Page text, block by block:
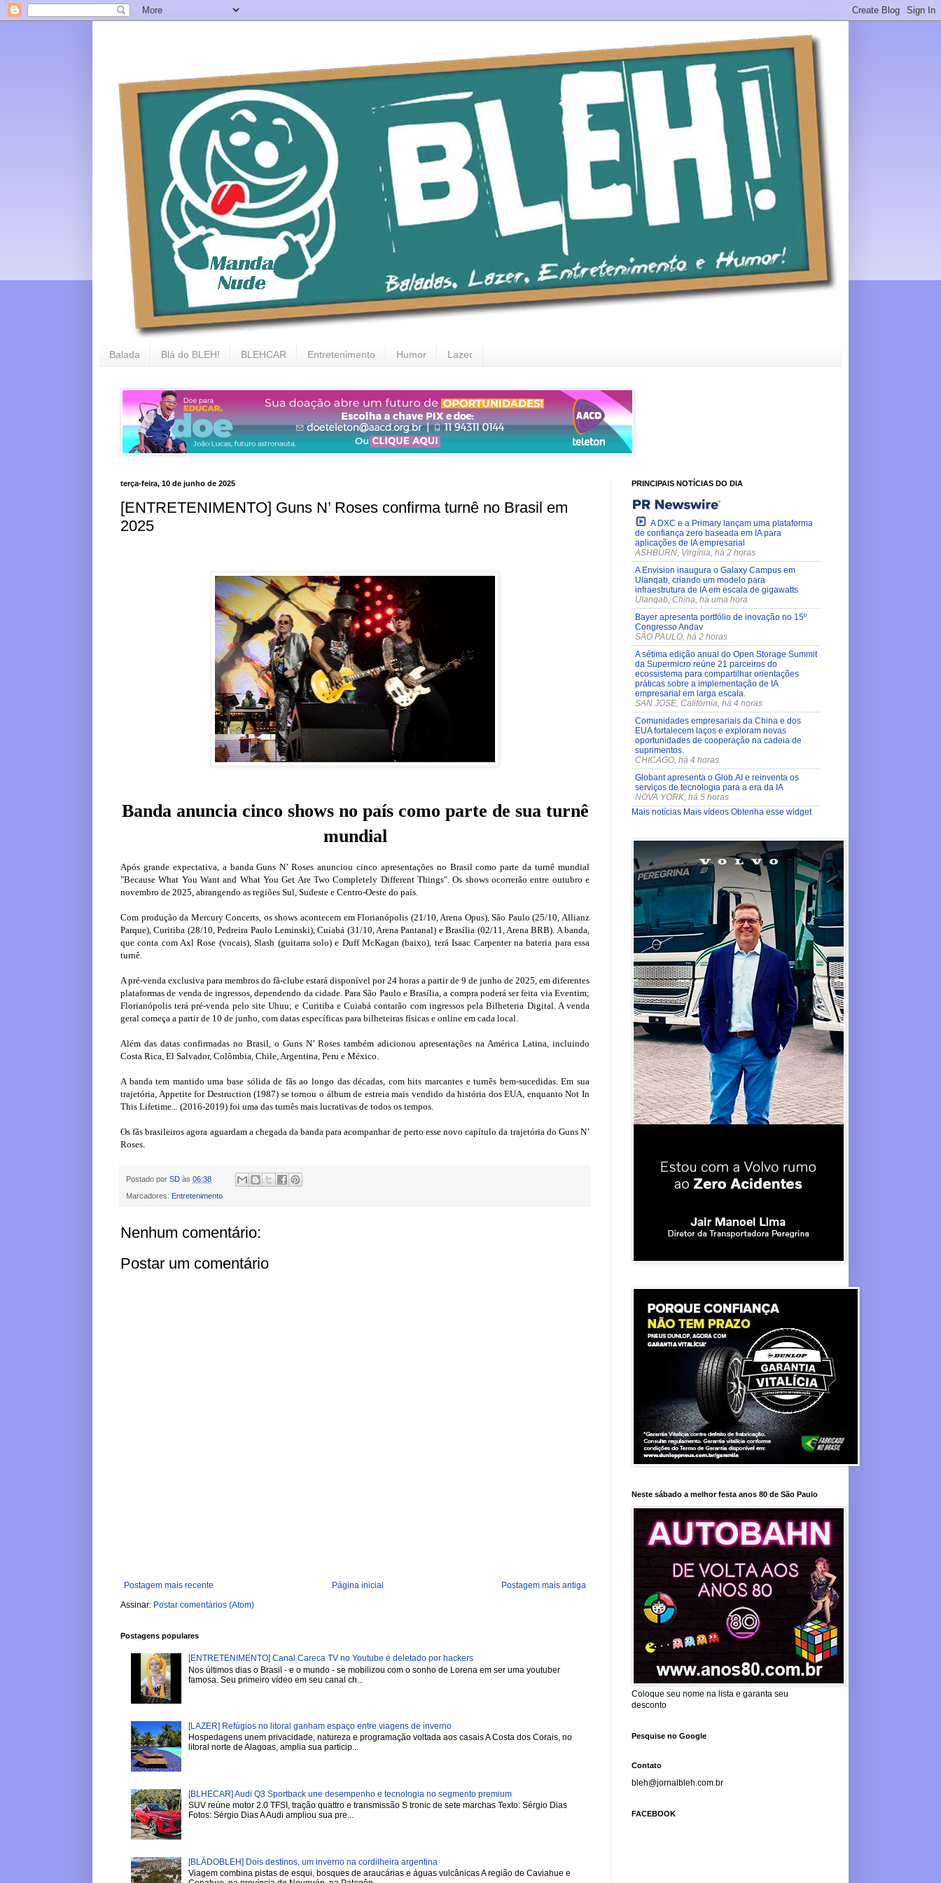
Balada Blá do BLEH! BLEHCAR Entretenimento Humor Lazer
terça-feira, 10 de junho de 2025
[ENTRETENIMENTO] Guns N’ Roses confirma turnê no Brasil em
2025
Banda anuncia cinco shows no país como parte de sua turnê
mundial
Após grande expectativa, a banda Guns N’ Roses anunciou cinco apresentações no Brasil como parte da turnê mundial
"Because What You Want and What You Get Are Two Completely Different Things". Os shows ocorrerão entre outubro e
novembro de 2025, abrangendo as regiões Sul, Sudeste e Centro-Oeste do país.
Com produção da Mercury Concerts, os shows acontecem em Florianópolis (21/10, Arena Opus), São Paulo (25/10, Allianz
Parque), Curitiba (28/10, Pedreira Paulo Leminski), Cuiabá (31/10, Arena Pantanal) e Brasília (02/11, Arena BRB). A banda,
que conta com Axl Rose (vocais), Slash (guitarra solo) e Duff McKagan (baixo), terá Isaac Carpenter na bateria para essa
turnê.
A pré-venda exclusiva para membros do fã-clube estará disponível por 24 horas a partir de 9 de junho de 2025, em diferentes
plataformas de venda de ingressos, dependendo da cidade. Para São Paulo e Brasília, a compra poderá ser feita via Eventim;
Florianópolis terá pré-venda pelo site Uhuu; e Curitiba e Cuiabá contarão com ingressos pela Bilheteria Digital. A venda
geral começa a partir de 10 de junho, com datas específicas para bilheteiras físicas e online em cada local.
Além das datas confirmadas no Brasil, o Guns N’ Roses também adicionou apresentações na América Latina, incluindo
Costa Rica, El Salvador, Colômbia, Chile, Argentina, Peru e México.
A banda tem mantido uma base sólida de fãs ao longo das décadas, com hits marcantes e turnês bem-sucedidas. Em sua
trajetória, Appetite for Destruction (1987) se tornou o álbum de estreia mais vendido da história dos EUA, enquanto Not In
This Lifetime... (2016-2019) foi uma das turnês mais lucrativas de todos os tempos.
Os fãs brasileiros agora aguardam a chegada da banda para acompanhar de perto esse novo capítulo da trajetória do Guns N’
Roses.
Postado por SD às 06:38
Marcadores: Entretenimento
Nenhum comentário:
Postar um comentário
Postagem mais recente Postagem mais antiga
Página inicial
Assinar: Postar comentários (Atom)
Postagens populares
[ENTRETENIMENTO] Canal Careca TV no Youtube é deletado por hackers
Nos últimos dias o Brasil - e o mundo - se mobilizou com o sonho de Lorena em ser uma youtuber
famosa. Seu primeiro vídeo em seu canal ch...
[LAZER] Refúgios no litoral ganham espaço entre viagens de inverno
Hospedagens unem privacidade, natureza e programação voltada aos casais A Costa dos Corais, no
litoral norte de Alagoas, amplia sua particip...
[BLHECAR] Audi Q3 Sportback une desempenho e tecnologia no segmento premium
SUV reúne motor 2.0 TFSI, tração quattro e transmissão S tronic de sete marchas Texto: Sérgio Dias
Fotos: Sérgio Dias A Audi ampliou sua pre...
[BLÁDOBLEH] Dois destinos, um inverno na cordilheira argentina
Viagem combina pistas de esqui, bosques de araucárias e águas vulcânicas A região de Caviahue e
PRINCIPAIS NOTÍCIAS DO DIA
A DXC e a Primary lançam uma plataforma
de confiança zero baseada em IA para
aplicações de IA empresarial
ASHBURN, Virgínia, há 2 horas
A Envision inaugura o Galaxy Campus em
Ulanqab, criando um modelo para
infraestrutura de IA em escala de gigawatts
Ulanqab, China, há uma hora
Bayer apresenta portfólio de inovação no 15º
Congresso Andav
SÃO PAULO, há 2 horas
A sétima edição anual do Open Storage Summit
da Supermicro reúne 21 parceiros do
ecossistema para compartilhar orientações
práticas sobre a implementação de IA
empresarial em larga escala.
SAN JOSE, Califórnia, há 4 horas
Comunidades empresariais da China e dos
EUA fortalecem laços e exploram novas
oportunidades de cooperação na cadeia de
suprimentos.
CHICAGO, há 4 horas
Globant apresenta o Glob.AI e reinventa os
serviços de tecnologia para a era da IA
NOVA YORK, há 5 horas
Mais notícias Mais vídeos Obtenha esse widget
Neste sábado a melhor festa anos 80 de São Paulo
Coloque seu nome na lista e garanta seu
desconto
Pesquise no Google
Contato
bleh@jornalbleh.com.br
FACEBOOK